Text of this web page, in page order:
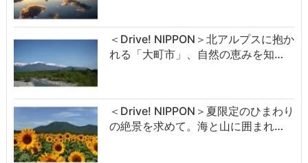
＜Drive! NIPPON＞北アルプスに抱か
れる「大町市」、自然の恵みを知…
＜Drive! NIPPON＞夏限定のひまわり
の絶景を求めて。海と山に囲まれ…